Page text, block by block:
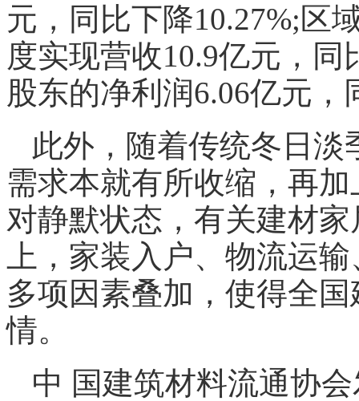
元，同比下降10.27%;区
度实现营收10.9亿元，
股东的净利润6.06亿元，
此外，随着传统冬日
需求本就有所收缩，再
对静默状态，有关建材
上，家装入户、物流运
多项因素叠加，使得全
情。
中 国建筑材料流通协